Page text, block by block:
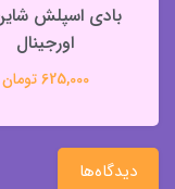
بادی اسپلش
اورجینال
625,000 تومان
دیدگاه‌ها